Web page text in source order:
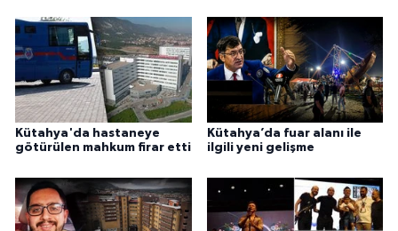
Kütahya'da hastaneye
götürülen mahkum firar etti
Kütahya’da fuar alanı ile
ilgili yeni gelişme